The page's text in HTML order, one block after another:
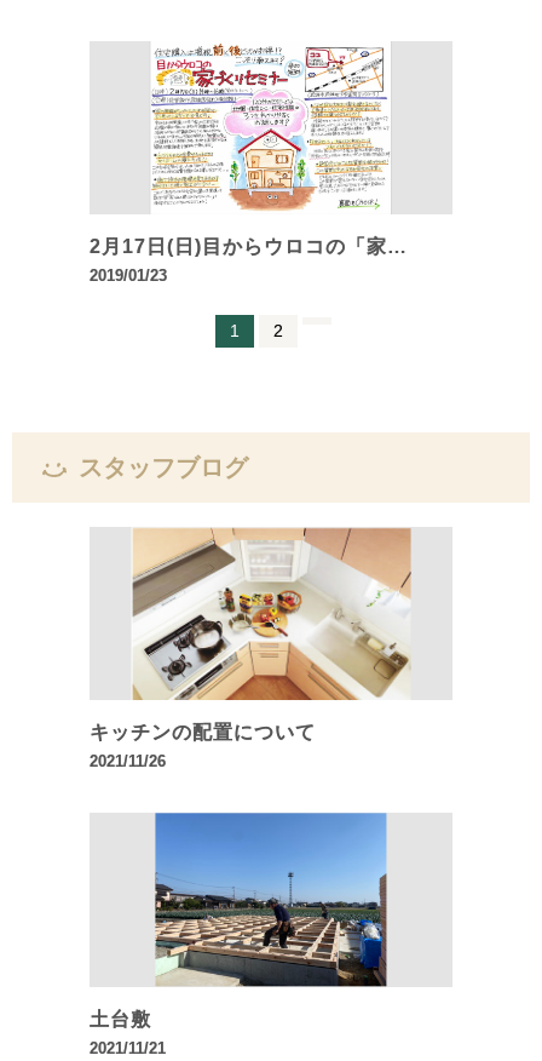
2月17日(日)目からウロコの「家…
2019/01/23
1 2
スタッフブログ
キッチンの配置について
2021/11/26
土台敷
2021/11/21